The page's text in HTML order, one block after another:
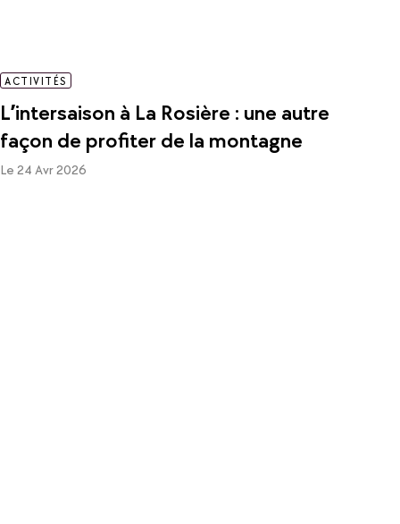
ACTIVITÉS
L’intersaison à La Rosière : une autre
façon de profiter de la montagne
Le 24 Avr 2026